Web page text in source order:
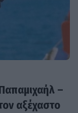
–
αξέχαστο